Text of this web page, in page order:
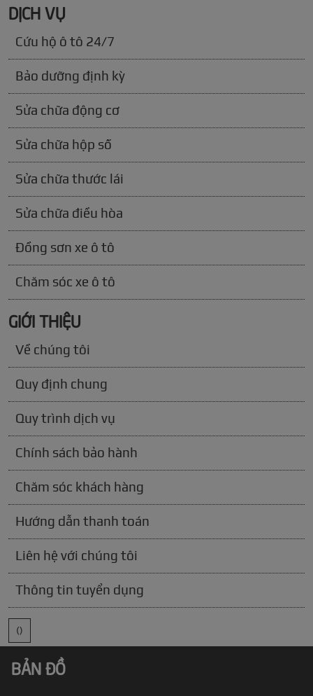
DỊCH VỤ
Cứu hộ ô tô 24/7
Bảo dưỡng định kỳ
Sửa chữa động cơ
Sửa chữa hộp số
Sửa chữa thước lái
Sửa chữa điều hòa
Đồng sơn xe ô tô
Chăm sóc xe ô tô
GIỚI THIỆU
Về chúng tôi
Quy định chung
Quy trình dịch vụ
Chính sách bảo hành
Chăm sóc khách hàng
Hướng dẫn thanh toán
Liên hệ với chúng tôi
Thông tin tuyển dụng
()
BẢN ĐỒ